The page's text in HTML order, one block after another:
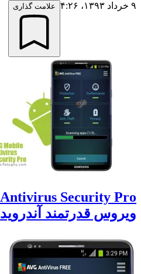
علامت گذاری
قدرتمند آندروید